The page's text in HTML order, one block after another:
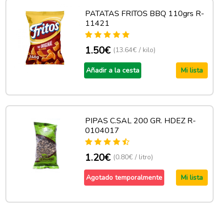
PATATAS FRITOS BBQ 110grs R-
11421
1.50€ (13.64€ / kilo)
Añadir a la cesta Mi lista
PIPAS C.SAL 200 GR. HDEZ R-
0104017
1.20€ (0.80€ / litro)
Agotado temporalmente Mi lista